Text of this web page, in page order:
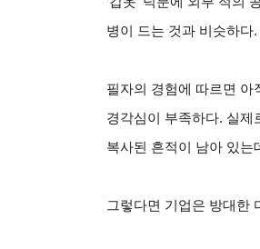
병이 드는 것과 비슷하다.
필자의 경험에 따르면 아
경각심이 부족하다. 실제
복사된 흔적이 남아 있는
그렇다면 기업은 방대한